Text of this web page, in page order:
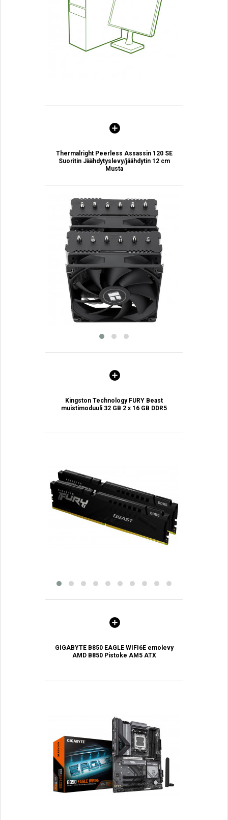
Thermalright Peerless Assassin 120 SE
Suoritin Jäähdytyslevy/jäähdytin 12 cm
Musta
Kingston Technology FURY Beast
muistimoduuli 32 GB 2 x 16 GB DDR5
GIGABYTE B850 EAGLE WIFI6E emolevy
AMD B850 Pistoke AM5 ATX